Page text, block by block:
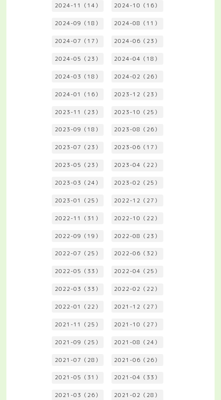
2024-11（14） 2024-10（16）
2024-09（18） 2024-08（11）
2024-07（17） 2024-06（23）
2024-05（23） 2024-04（18）
2024-03（18） 2024-02（26）
2024-01（16） 2023-12（23）
2023-11（23） 2023-10（25）
2023-09（18） 2023-08（26）
2023-07（23） 2023-06（17）
2023-05（23） 2023-04（22）
2023-03（24） 2023-02（25）
2023-01（25） 2022-12（27）
2022-11（31） 2022-10（22）
2022-09（19） 2022-08（23）
2022-07（25） 2022-06（32）
2022-05（33） 2022-04（25）
2022-03（33） 2022-02（22）
2022-01（22） 2021-12（27）
2021-11（25） 2021-10（27）
2021-09（25） 2021-08（24）
2021-07（28） 2021-06（26）
2021-05（31） 2021-04（33）
2021-03（26） 2021-02（28）